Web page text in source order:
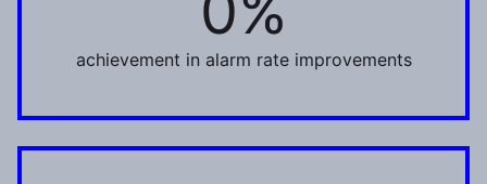
achievement in alarm rate improvements